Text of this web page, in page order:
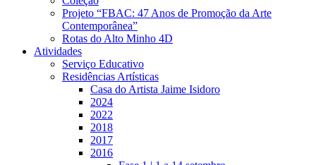
Projeto “FBAC: 47 Anos de Promoção da Arte
Contemporânea”
Rotas do Alto Minho 4D
Atividades
Serviço Educativo
Residências Artísticas
Casa do Artista Jaime Isidoro
2024
2022
2018
2017
2016